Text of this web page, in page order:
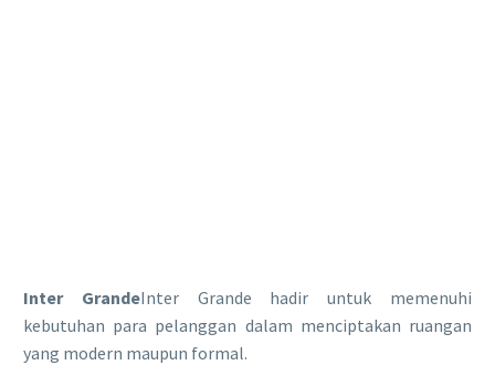
Inter GrandeInter Grande hadir untuk memenuhi
kebutuhan para pelanggan dalam menciptakan ruangan
yang modern maupun formal.